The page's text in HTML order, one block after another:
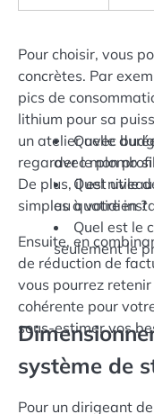
Pour choisir, vous
concrètes. Par
pics de
lithium pour sa
un atelier avec
regarder le plomb si
De plus, il est utile
simples à votre
Quelle
avec mon
Quel
au quotidien ?
Quel est le
seulement le
Ensuite, en
de réduction de
vous pourrez
cohérente pour
sous-estimer vos
système de
Pour un dirigeant